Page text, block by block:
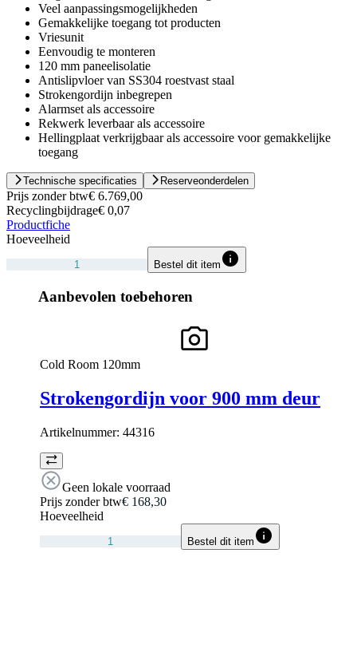
Veel aanpassingsmogelijkheden
Gemakkelijke toegang tot producten
Vriesunit
Eenvoudig te monteren
120 mm paneelisolatie
Antislipvloer van SS304 roestvast staal
Strokengordijn inbegrepen
Alarmset als accessoire
Rekwerk leverbaar als accessoire
Hellingplaat verkrijgbaar als accessoire voor gemakkelijke
toegang
Technische specificaties Reserveonderdelen
Prijs zonder btw€ 6.769,00
Recyclingbijdrage€ 0,07
Productfiche
Hoeveelheid
Bestel dit item
Aanbevolen toebehoren
Cold Room 120mm
Strokengordijn voor 900 mm deur
Artikelnummer: 44316
Geen lokale voorraad
Prijs zonder btw€ 168,30
Hoeveelheid
Bestel dit item